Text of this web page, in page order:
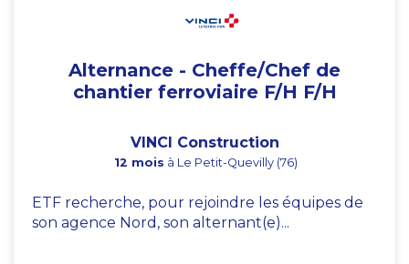
Alternance - Cheffe/Chef de
chantier ferroviaire F/H F/H
VINCI Construction
12 mois à Le Petit-Quevilly (76)
ETF recherche, pour rejoindre les équipes de
son agence Nord, son alternant(e)...